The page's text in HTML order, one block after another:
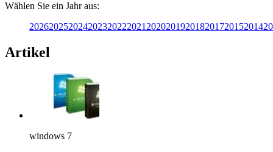
Wählen Sie ein Jahr aus:
202620252024202320222021 202020192018201720152014
Artikel
windows 7